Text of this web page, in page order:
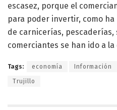
escasez, porque el
para poder invertir, como ha
de carnicerías, pescaderías,
comerciantes se han ido a la
Tags: economía Información
Trujillo